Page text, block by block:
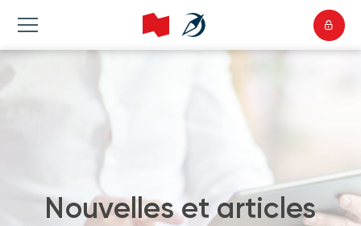
Nouvelles et articles